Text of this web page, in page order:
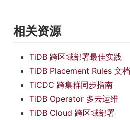
相关资源
TiDB 跨区域部署最佳实践
TiDB Placement Rules 文档
TiCDC 跨集群同步指南
TiDB Operator 多云运维
TiDB Cloud 跨区域部署